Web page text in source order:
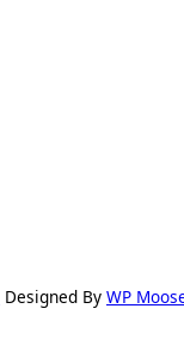
Designed By WP